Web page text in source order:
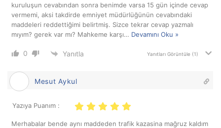
kuruluşun cevabından sonra benimde varsa 15 gün içinde cevap
vermemi, aksi takdirde emniyet müdürlüğünün cevabındaki
maddeleri reddettiğimi belirtmiş. Sizce tekrar cevap yazmalı
mıyım? gerek var mı? Mahkeme karşı… Devamını Oku »
0 Yanıtla Yanıtları Görüntüle (1)
Mesut Aykul
Yazıya Puanım :
Merhabalar bende aynı maddeden trafik kazasina mağruz kaldım